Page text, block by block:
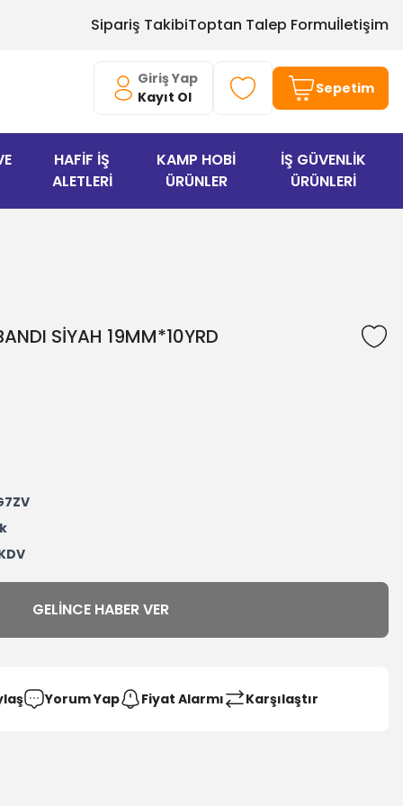
Sipariş TakibiToptan Talep Formuİletişim
Giriş Yap
Kayıt Ol
Sepetim
HAFİF İŞ
ALETLERİ
KAMP HOBİ
ÜRÜNLER
İŞ GÜVENLİK
ÜRÜNLERİ
SİYAH 19MM*10YRD
GELINCE HABER VER
Yorum Yap Fiyat Alarmı Karşılaştır